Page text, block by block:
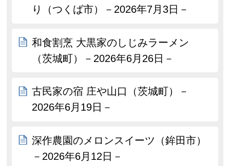
り（つくば市）－2026年7月3日－
和食割烹 大黒家のしじみラーメン
（茨城町）－2026年6月26日－
古民家の宿 庄や山口（茨城町）－
2026年6月19日－
深作農園のメロンスイーツ（鉾田市）
－2026年6月12日－